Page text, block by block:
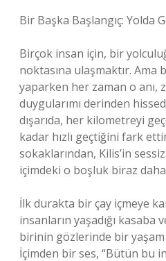
Bir Başka Başlangıç: Yolda
Birçok insan için, bir
noktasına ulaşmaktır. Ama
yaparken her zaman o anı,
duygularımı derinden
dışarıda, her kilometreyi
kadar hızlı geçtiğini fark
sokaklarından, Kilis’in
içimdeki o boşluk biraz
İlk durakta bir çay içmeye
insanların yaşadığı
birinin gözlerinde bir yaşam
İçimden bir ses, “Bütün bu